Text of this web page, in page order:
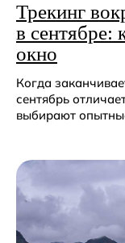
Трекинг
в сентябре:
окно
Когда
сентябрь
выбирают